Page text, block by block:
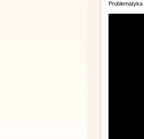
Problematyka